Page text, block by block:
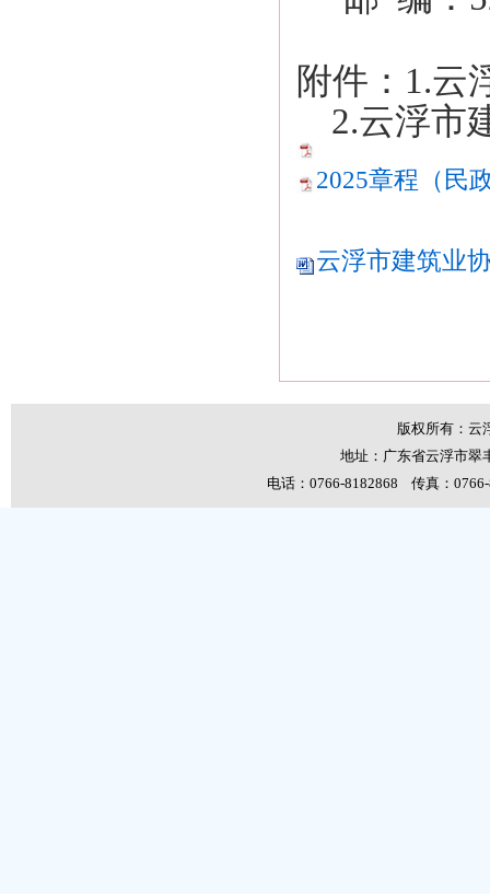
附件：1.云
2.云浮市
2025章程（民
云浮市建筑业
版权所有：
地址：广东省云浮市翠
电话：0766-8182868 传真：